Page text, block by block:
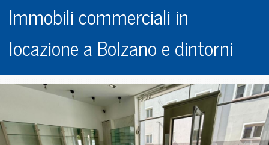
Immobili commerciali in
locazione a Bolzano e dintorni